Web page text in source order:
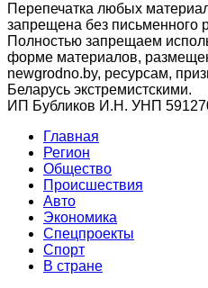
Перепечатка любых
запрещена без письменного
Полностью запрещаем
форме материалов,
newgrodno.by, ресурсам,
Беларусь экстремистскими.
ИП Бубликов И.Н. УНП
Главная
Регион
Общество
Происшествия
Авто
Экономика
Спецпроекты
Cпорт
В стране